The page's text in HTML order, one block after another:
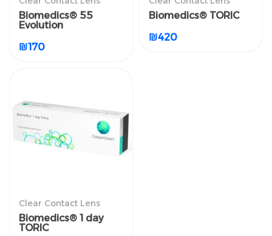
Biomedics® 55
Evolution
₪170
Biomedics® TORIC
₪420
Clear Contact Lens
Biomedics® 1 day
TORIC
الشفافة
Biomedics® 55
Evolution
₪170
الشفافة
Biomedics® TORIC
₪420
العدسات اللاصقة الطبية
الشفافة
Biomedics® 1 day